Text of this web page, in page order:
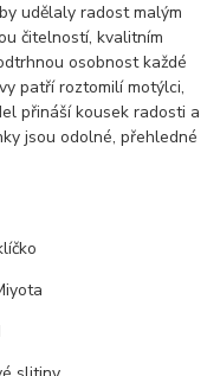
udělaly radost malým
čitelností, kvalitním
osobnost každé
patří roztomilí motýlci,
přináší kousek radosti a
jsou odolné, přehledné